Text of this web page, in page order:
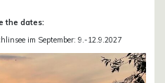
the dates:
im September: 9.-12.9.2027